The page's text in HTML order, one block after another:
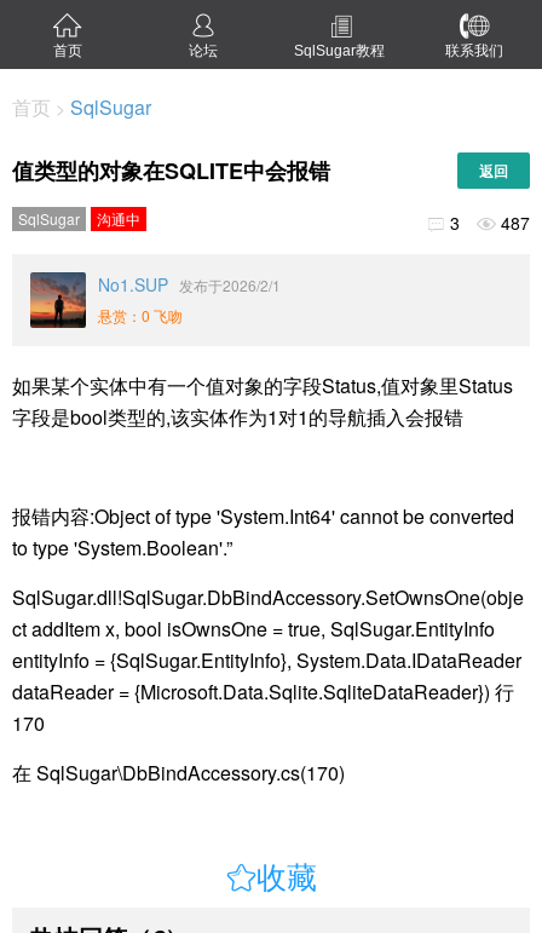
首页 论坛 SqlSugar教程 联系我们
首页 > SqlSugar
值类型的对象在SQLITE中会报错 返回
SqlSugar 沟通中  3  487
No1.SUP 发布于2026/2/1
悬赏：0 飞吻
如果某个实体中有一个值对象的字段Status,值对象里Status
字段是bool类型的,该实体作为1对1的导航插入会报错
报错内容:Object of type 'System.Int64' cannot be converted
to type 'System.Boolean'.”
SqlSugar.dll!SqlSugar.DbBindAccessory.SetOwnsOne(obje
ct addItem x, bool isOwnsOne = true, SqlSugar.EntityInfo
entityInfo = {SqlSugar.EntityInfo}, System.Data.IDataReader
dataReader = {Microsoft.Data.Sqlite.SqliteDataReader}) 行
170
在 SqlSugar\DbBindAccessory.cs(170)
收藏